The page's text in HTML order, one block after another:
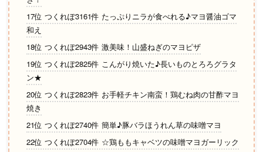
17位 つくれぽ3161件 たっぷりニラが食べれる♪マヨ醤油ゴマ
和え
18位 つくれぽ2943件 激美味！山盛ねぎのマヨピザ
19位 つくれぽ2825件 こんがり焼いた♪長いものとろろグラタ
ン★
20位 つくれぽ2823件 お手軽チキン南蛮！鶏むね肉の甘酢マヨ
焼き
21位 つくれぽ2740件 簡単♪豚バラほうれん草の味噌マヨ
22位 つくれぽ2704件 ☆鶏ももキャベツの味噌マヨガーリック